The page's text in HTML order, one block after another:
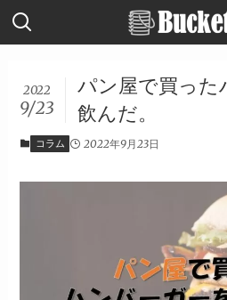
パン屋で買った
飲んだ。
2022
9/23
コラム 2022年9月23日